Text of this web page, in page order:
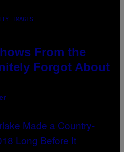
IMAGES
From the
Forgot About